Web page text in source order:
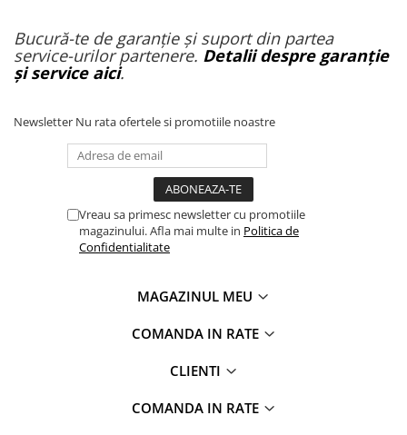
Bucură-te de garanție și suport din partea
service-urilor partenere. Detalii despre garanție
și service aici.
Newsletter Nu rata ofertele si promotiile noastre
Vreau sa primesc newsletter cu promotiile
magazinului. Afla mai multe in Politica de
Confidentialitate
MAGAZINUL MEU
COMANDA IN RATE
CLIENTI
COMANDA IN RATE